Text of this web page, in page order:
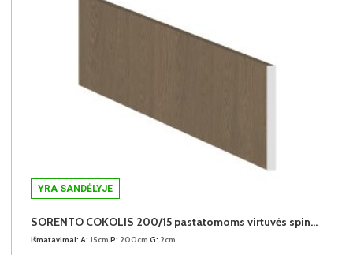
YRA SANDĖLYJE
SORENTO COKOLIS 200/15 pastatomoms virtuvės spintelėms (Baltic Storm)
Išmatavimai: A: 15cm P: 200cm G: 2cm